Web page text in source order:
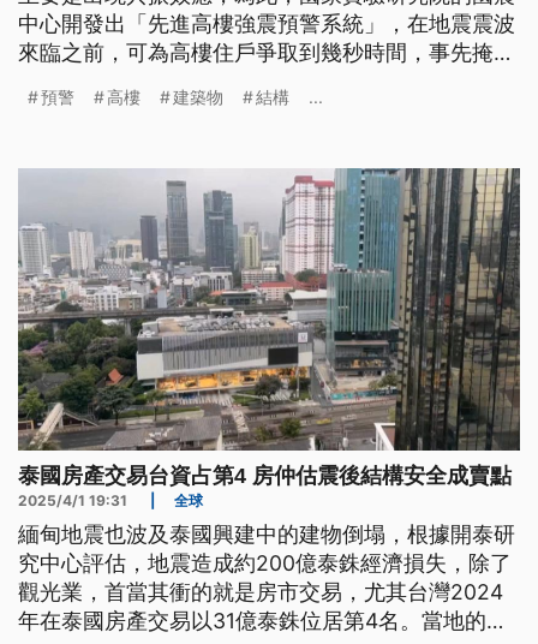
中心開發出「先進高樓強震預警系統」，在地震震波
來臨之前，可為高樓住戶爭取到幾秒時間，事先掩
燈，建議人員盡快撤離。
預警 高樓 建築物 結構 ...
泰國房產交易台資占第4 房仲估震後結構安全成賣點
2025/4/1 19:31 全球
緬甸地震也波及泰國興建中的建物倒塌，根據開泰研
究中心評估，地震造成約200億泰銖經濟損失，除了
觀光業，首當其衝的就是房市交易，尤其台灣2024
年在泰國房產交易以31億泰銖位居第4名。當地的台